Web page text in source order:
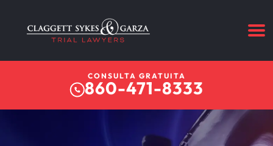
CONSULTA GRATUITA
860-471-8333